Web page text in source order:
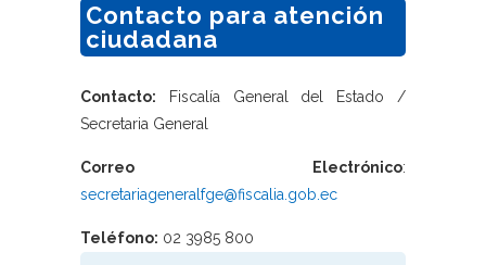
Contacto para atención
ciudadana
Contacto: Fiscalía General del Estado /
Secretaria General
Correo Electrónico:
secretariageneralfge@fiscalia.gob.ec
Teléfono: 02 3985 800